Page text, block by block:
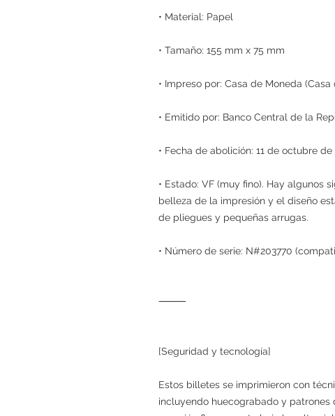
• Material: Papel
• Tamaño: 155 mm x 75 mm
• Impreso por: Casa de Moneda
• Emitido por: Banco Central de la
• Fecha de abolición: 11 de octubre de
• Estado: VF (muy fino). Hay algunos
belleza de la impresión y el diseño
de pliegues y pequeñas arrugas.
• Número de serie: N#203770
⸻
[Seguridad y tecnología]
Estos billetes se imprimieron con
incluyendo huecograbado y patrones